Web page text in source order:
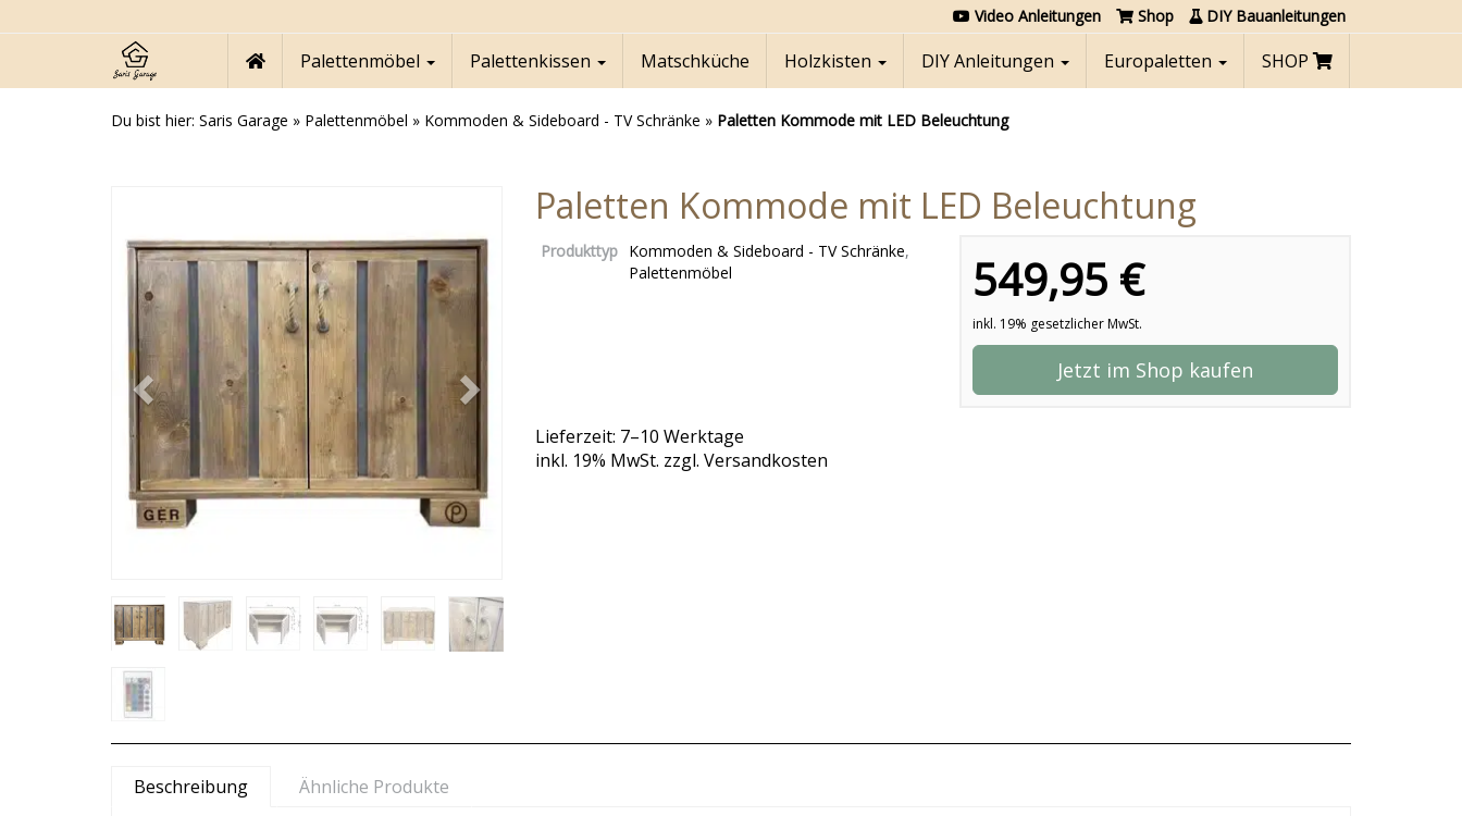
to
content
Video Anleitungen Shop DIY Bauanleitungen
Palettenmöbel Palettenkissen Matschküche Holzkisten DIY Anleitungen Europaletten SHOP
Du bist hier: Saris Garage » Palettenmöbel » Kommoden & Sideboard - TV Schränke » Paletten Kommode mit LED Beleuchtung
Paletten Kommode mit LED Beleuchtung
549,95 €
inkl. 19% gesetzlicher MwSt.
Jetzt im Shop kaufen
Produkttyp Kommoden & Sideboard - TV Schränke,
Palettenmöbel
Lieferzeit: 7–10 Werktage
inkl. 19% MwSt. zzgl. Versandkosten
Beschreibung Ähnliche Produkte